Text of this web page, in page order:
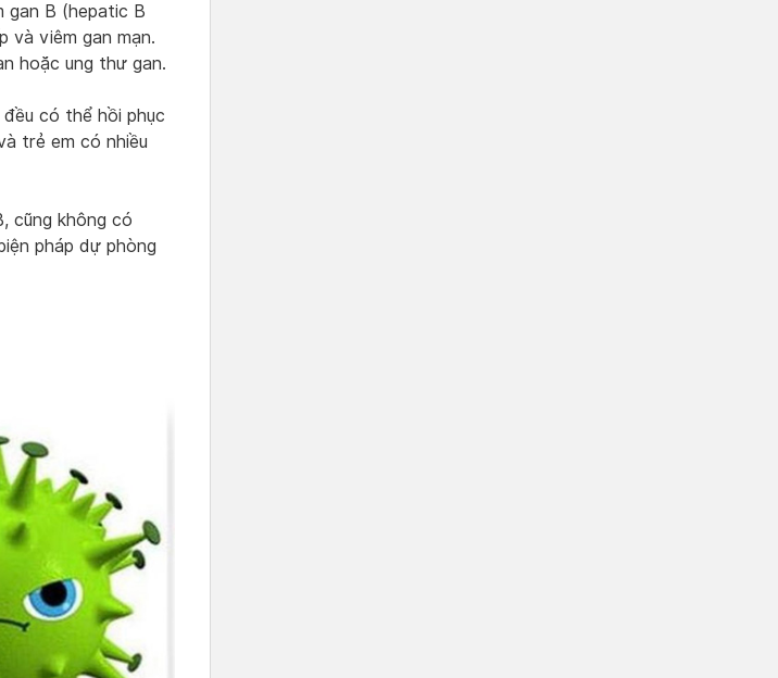
gan B (hepatic B
và viêm gan mạn.
hoặc ung thư gan.
có thể hồi phục
trẻ em có nhiều
cũng không có
pháp dự phòng